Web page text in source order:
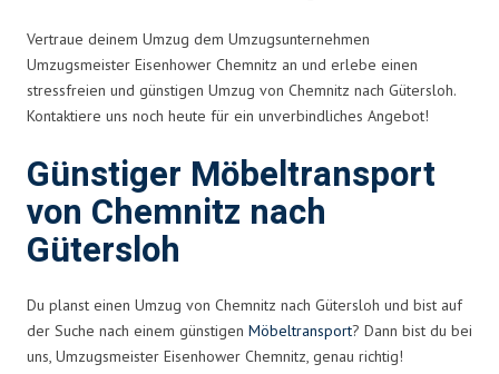
Vertraue deinem Umzug dem Umzugsunternehmen
Umzugsmeister Eisenhower Chemnitz an und erlebe einen
stressfreien und günstigen Umzug von Chemnitz nach Gütersloh.
Kontaktiere uns noch heute für ein unverbindliches Angebot!
Günstiger Möbeltransport
von Chemnitz nach
Gütersloh
Du planst einen Umzug von Chemnitz nach Gütersloh und bist auf
der Suche nach einem günstigen Möbeltransport? Dann bist du bei
uns, Umzugsmeister Eisenhower Chemnitz, genau richtig!